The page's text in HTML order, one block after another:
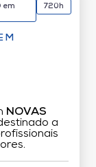
em
720h
NOVAS
a